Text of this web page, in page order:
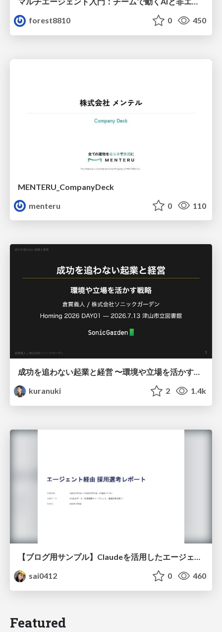
forest8810
0 450
MENTERU_CompanyDeck
menteru
0 110
成功を追わない起業と経営 〜環境や立場を活かす戦略（Homing 2026）
kuranuki
2 1.4k
【ブログ用サンプル】Claudeを活用したエージェント分析レポート自動生成例
sai0412
0 460
Featured